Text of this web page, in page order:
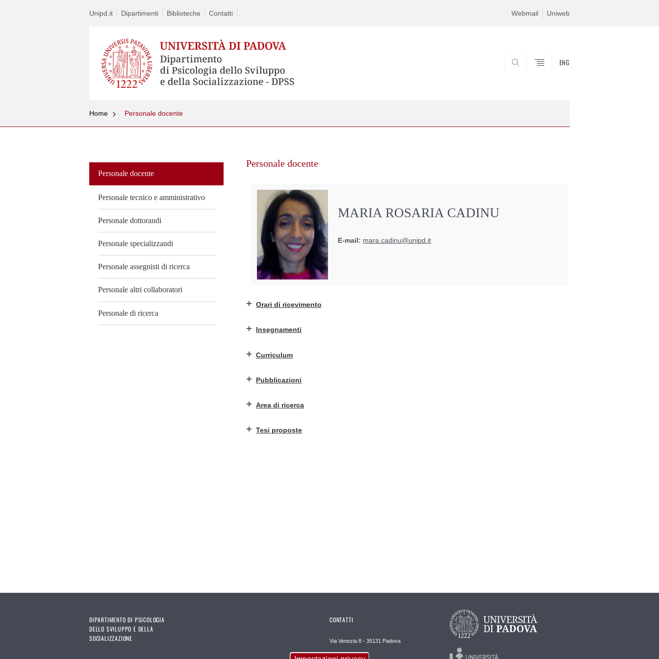
Unipd.it Dipartimenti Biblioteche Contatti Webmail Uniweb
ENG
Home Personale docente
Personale docente
Personale tecnico e amministrativo
Personale dottorandi
Personale specializzandi
Personale assegnisti di ricerca
Personale altri collaboratori
Personale di ricerca
Personale docente
MARIA ROSARIA CADINU
E-mail: mara.cadinu@unipd.it
Orari di ricevimento
Insegnamenti
Curriculum
Pubblicazioni
Area di ricerca
Tesi proposte
DIPARTIMENTO DI PSICOLOGIA
DELLO SVILUPPO E DELLA
SOCIALIZZAZIONE
CONTATTI
Via Venezia 8 - 35131 Padova